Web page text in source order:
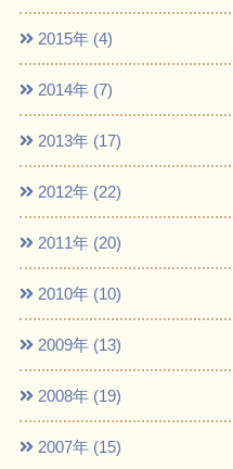
2015年 (4)
2014年 (7)
2013年 (17)
2012年 (22)
2011年 (20)
2010年 (10)
2009年 (13)
2008年 (19)
2007年 (15)